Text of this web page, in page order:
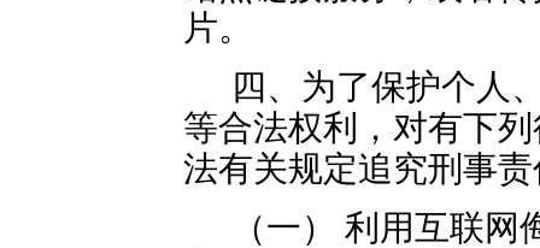
片。
四、为了保护个人
等合法权利，对有下
法有关规定追究刑事
（一） 利用互联